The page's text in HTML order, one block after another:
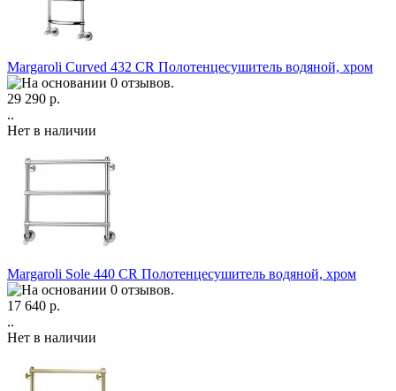
Margaroli Curved 432 CR Полотенцесушитель водяной, хром
29 290 р.
..
Нет в наличии
Margaroli Sole 440 CR Полотенцесушитель водяной, хром
17 640 р.
..
Нет в наличии